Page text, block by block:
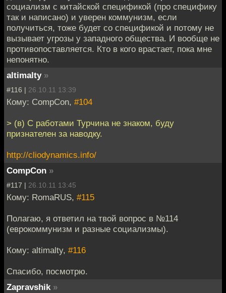
социализм с китайской спецификой (про специфику
так и написано) и уверен коммунизм, если
получиться, тоже будет со спецификой и потому не
вызывает угрозы у западного общества. И вообще не
противопоставляется. Кто в кого врастает, пока мне
непонятно.
altimalty »
#116 | 26.10.11 13:39
Кому: CompCon, #104
> (в) С работами Турчина не знаком, буду
признателен за наводку.
http://cliodynamics.info/
CompCon »
#117 | 26.10.11 13:45
Кому: RomaRUS, #115
Полагаю, я ответил на твой вопрос в №114
(еврокоммунизм и разные социализмы).
Кому: altimalty, #116
Спасибо, посмотрю.
Zapravshik »